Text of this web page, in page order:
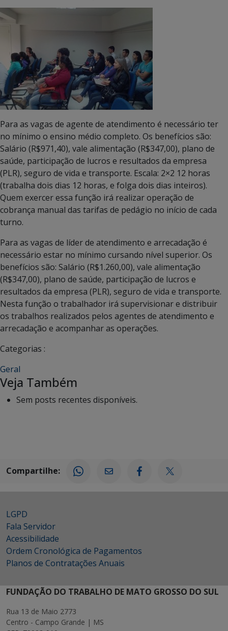
Para as vagas de agente de atendimento é necessário ter
no mínimo o ensino médio completo. Os benefícios são:
Salário (R$971,40), vale alimentação (R$347,00), plano de
saúde, participação de lucros e resultados da empresa
(PLR), seguro de vida e transporte. Escala: 2×2 12 horas
(trabalha dois dias 12 horas, e folga dois dias inteiros).
Quem exercer essa função irá realizar operação de
cobrança manual das tarifas de pedágio no início de cada
turno.
Para as vagas de líder de atendimento e arrecadação é
necessário estar no mínimo cursando nível superior. Os
benefícios são: Salário (R$1.260,00), vale alimentação
(R$347,00), plano de saúde, participação de lucros e
resultados da empresa (PLR), seguro de vida e transporte.
Nesta função o trabalhador irá supervisionar e distribuir
os trabalhos realizados pelos agentes de atendimento e
arrecadação e acompanhar as operações.
Categorias :
Geral
Veja Também
Sem posts recentes disponíveis.
Compartilhe:
LGPD
Fala Servidor
Acessibilidade
Ordem Cronológica de Pagamentos
Planos de Contratações Anuais
FUNDAÇÃO DO TRABALHO DE MATO GROSSO DO SUL
Rua 13 de Maio 2773
Centro - Campo Grande | MS